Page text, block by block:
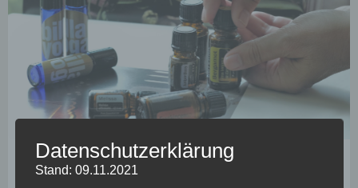
Yoga
Yoga meets Essential Oils
Datenschutzerklärung
Stand: 09.11.2021